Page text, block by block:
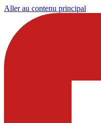
Aller au contenu principal